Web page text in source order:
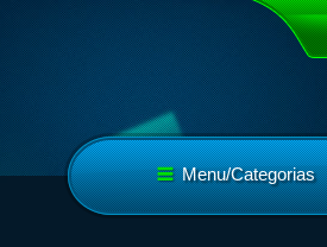
Menu/Categorias